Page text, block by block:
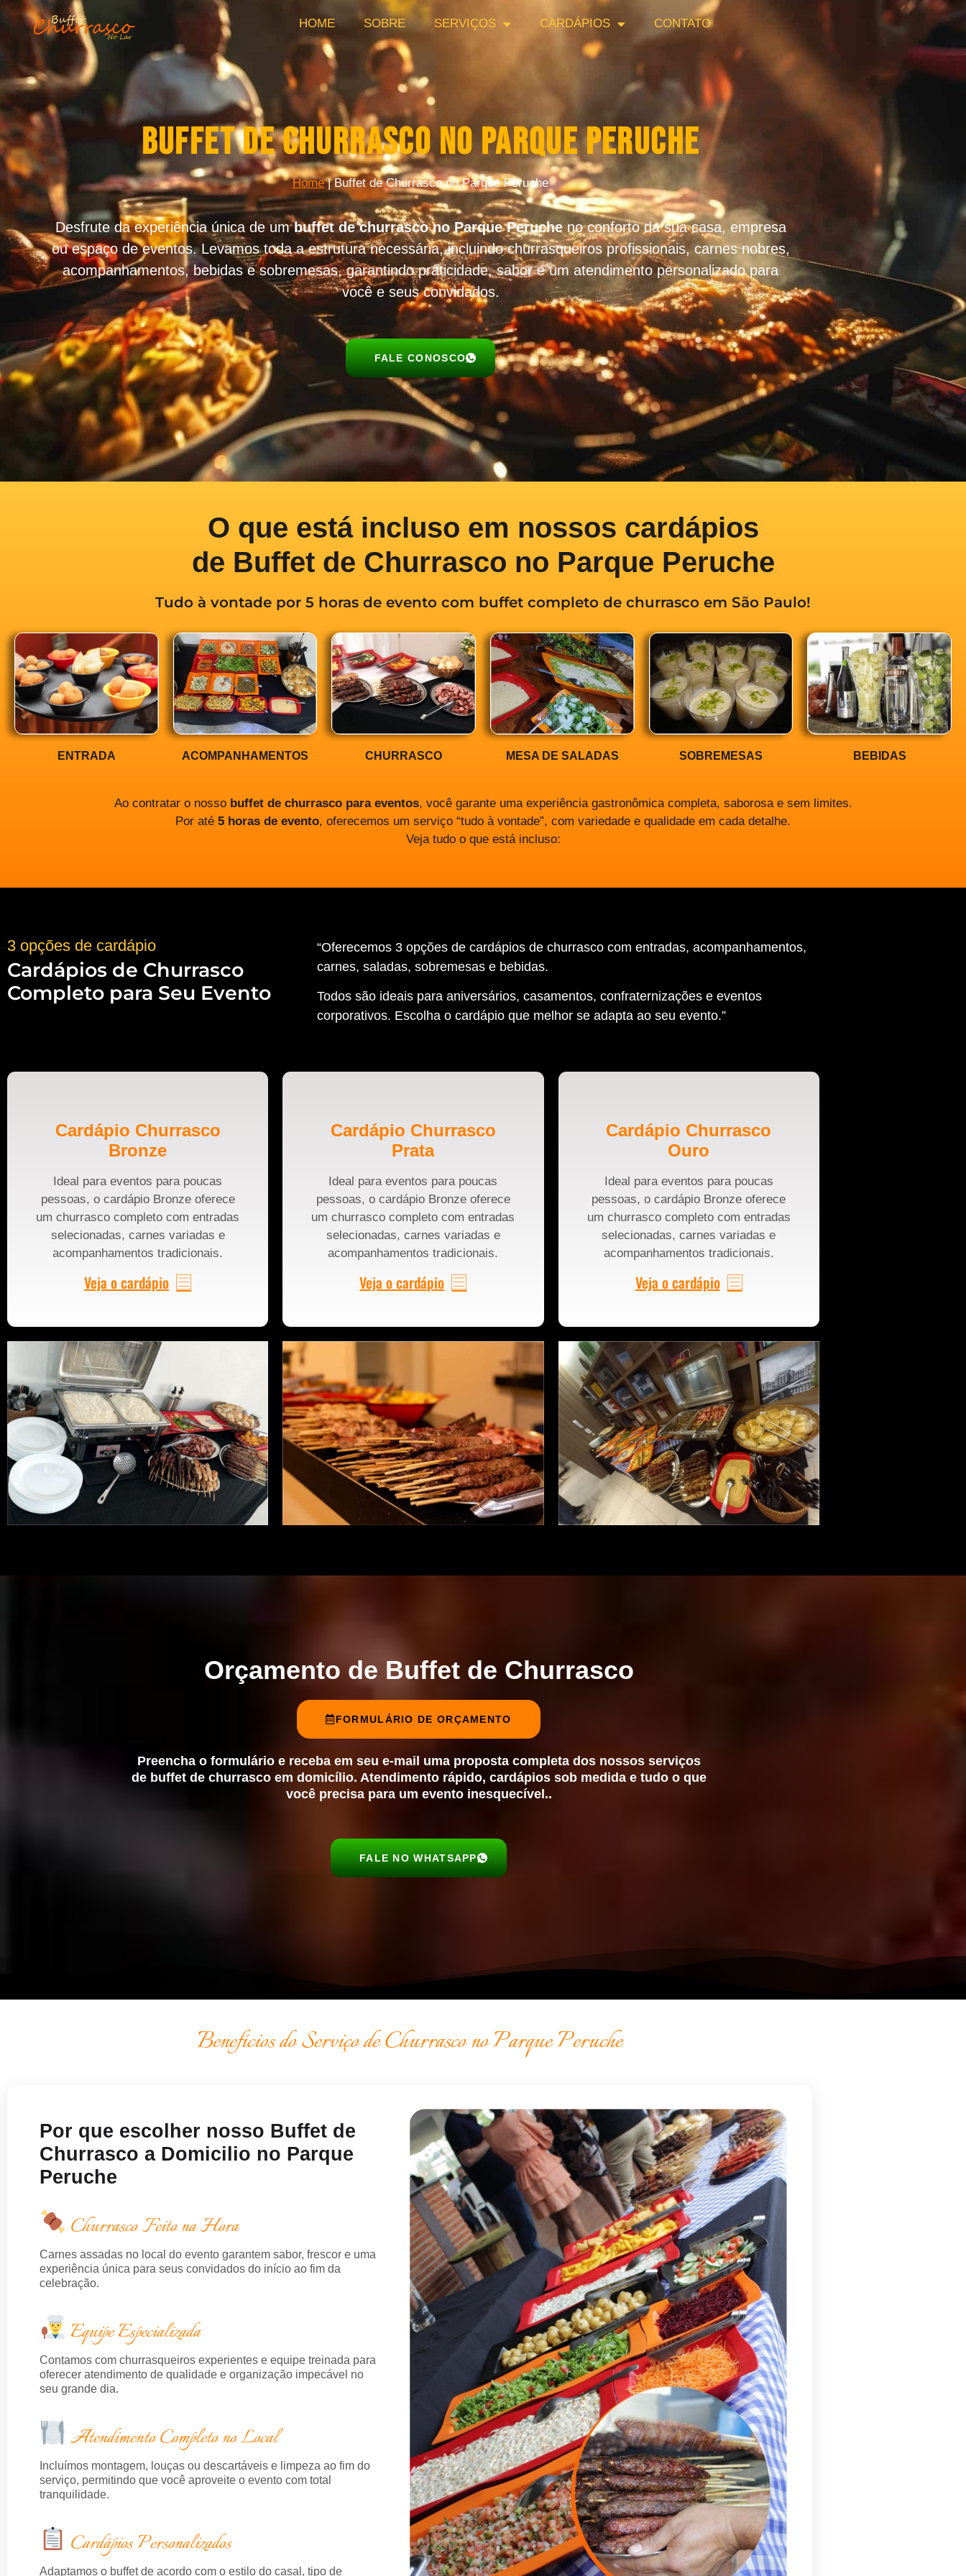
HOME SOBRE SERVIÇOS CARDÁPIOS CONTATO
Buffet de Churrasco no Parque Peruche
Home|Buffet de Churrasco no Parque Peruche
Desfrute da experiência única de umbuffet de churrasco no Parque Perucheno conforto da sua casa, empresa
ou espaço de eventos. Levamos toda a estrutura necessária, incluindo churrasqueiros profissionais, carnes nobres,
acompanhamentos, bebidas e sobremesas, garantindo praticidade, sabor e um atendimento personalizado para
você e seus convidados.
FALE CONOSCO
O que está incluso em nossos cardápios
de Buffet de Churrasco no Parque Peruche
Tudo à vontade por 5 horas de evento com buffet completo de churrasco em São Paulo!
ENTRADA ACOMPANHAMENTOS CHURRASCO MESA DE SALADAS SOBREMESAS BEBIDAS
Ao contratar o nosso buffet de churrasco para eventos, você garante uma experiência gastronômica completa, saborosa e sem limites.
Por até 5 horas de evento, oferecemos um serviço “tudo à vontade”, com variedade e qualidade em cada detalhe.
Veja tudo o que está incluso:
3 opções de cardápio
Cardápios de Churrasco
Completo para Seu Evento
“Oferecemos 3 opções de cardápios de churrasco com entradas, acompanhamentos,
carnes, saladas, sobremesas e bebidas.
Todos são ideais para aniversários, casamentos, confraternizações e eventos
corporativos. Escolha o cardápio que melhor se adapta ao seu evento.”
Cardápio Churrasco
Bronze
Ideal para eventos para poucas
pessoas, o cardápio Bronze oferece
um churrasco completo com entradas
selecionadas, carnes variadas e
acompanhamentos tradicionais.
Veja o cardápio
Cardápio Churrasco
Prata
Ideal para eventos para poucas
pessoas, o cardápio Bronze oferece
um churrasco completo com entradas
selecionadas, carnes variadas e
acompanhamentos tradicionais.
Veja o cardápio
Cardápio Churrasco
Ouro
Ideal para eventos para poucas
pessoas, o cardápio Bronze oferece
um churrasco completo com entradas
selecionadas, carnes variadas e
acompanhamentos tradicionais.
Veja o cardápio
Orçamento de Buffet de Churrasco
FORMULÁRIO DE ORÇAMENTO
Preencha o formulário e receba em seu e-mail uma proposta completa dos nossos serviços
de buffet de churrasco em domicílio. Atendimento rápido, cardápios sob medida e tudo o que
você precisa para um evento inesquecível..
FALE NO WHATSAPP
Benefícios do Serviço de Churrasco no Parque Peruche
Por que escolher nosso Buffet de
Churrasco a Domicilio no Parque
Peruche
Churrasco Feito na Hora
Carnes assadas no local do evento garantem sabor, frescor e uma
experiência única para seus convidados do início ao fim da
celebração.
Equipe Especializada
Contamos com churrasqueiros experientes e equipe treinada para
oferecer atendimento de qualidade e organização impecável no
seu grande dia.
Atendimento Completo no Local
Incluímos montagem, louças ou descartáveis e limpeza ao fim do
serviço, permitindo que você aproveite o evento com total
tranquilidade.
Cardápios Personalizados
Adaptamos o buffet de acordo com o estilo do casal, tipo de